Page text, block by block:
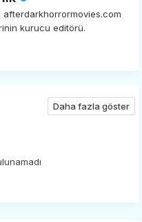
afterdarkhorrormovies.com
kurucu editörü.
Daha fazla göster